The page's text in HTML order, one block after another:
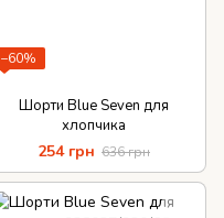
−60%
Шорти Blue Seven для
хлопчика
254 грн 636 грн